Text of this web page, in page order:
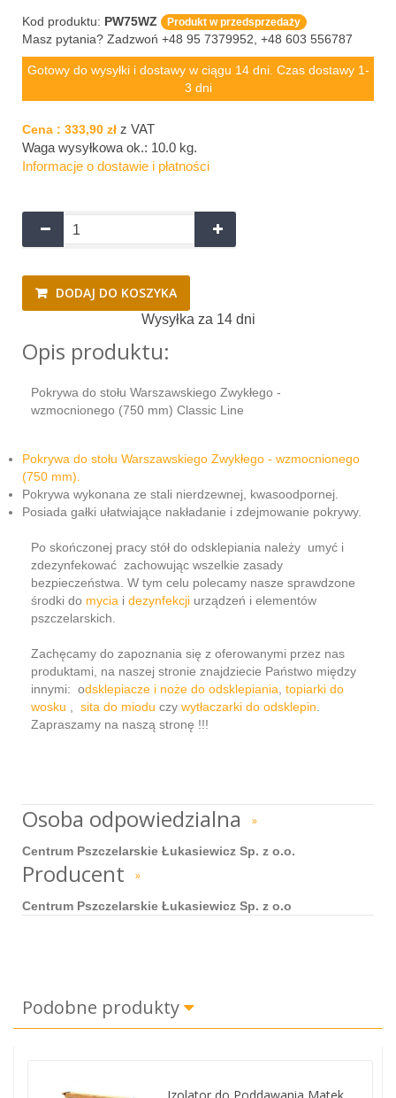
Kod produktu: PW75WZ Produkt w przedsprzedaży
Masz pytania? Zadzwoń +48 95 7379952, +48 603 556787
Gotowy do wysyłki i dostawy w ciągu 14 dni. Czas dostawy 1-
3 dni
Cena : 333,90 zł z VAT
Waga wysyłkowa ok.: 10.0 kg.
Informacje o dostawie i płatności
DODAJ DO KOSZYKA
Wysyłka za 14 dni
Opis produktu:
Pokrywa do stołu Warszawskiego Zwykłego -
wzmocnionego (750 mm) Classic Line
Pokrywa do stołu Warszawskiego Zwykłego - wzmocnionego
(750 mm).
Pokrywa wykonana ze stali nierdzewnej, kwasoodpornej.
Posiada gałki ułatwiające nakładanie i zdejmowanie pokrywy.
Po skończonej pracy stół do odsklepiania należy umyć i
zdezynfekować zachowując wszelkie zasady
bezpieczeństwa. W tym celu polecamy nasze sprawdzone
środki do mycia i dezynfekcji urządzeń i elementów
pszczelarskich.
Zachęcamy do zapoznania się z oferowanymi przez nas
produktami, na naszej stronie znajdziecie Państwo między
innymi: odsklepiacze i noże do odsklepiania topiarki do
wosku
sita do miodu czy wytłaczarki do odsklepin
Zapraszamy na naszą stronę !!!
Osoba odpowiedzialna »
Centrum Pszczelarskie Łukasiewicz Sp. z o.o.
Producent »
Centrum Pszczelarskie Łukasiewicz Sp. z o.o
Podobne produkty